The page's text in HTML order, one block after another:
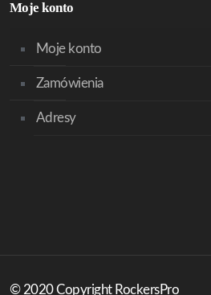
Moje konto
Moje konto
Zamówienia
Adresy
© 2020 Copyright RockersPro